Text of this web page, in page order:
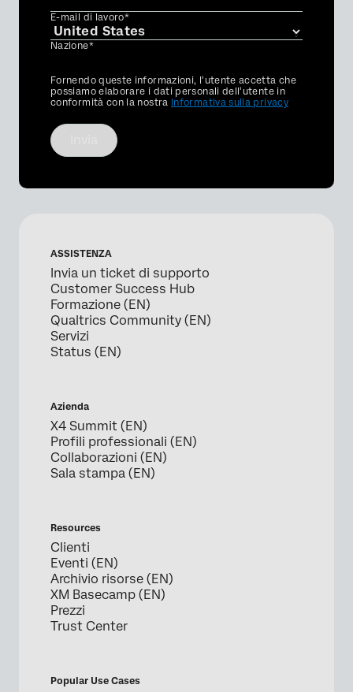
E-mail di lavoro*
Nazione*
Privacy
Optin
Fornendo queste informazioni, l'utente accetta che
possiamo elaborare i dati personali dell'utente in
conformità con la nostra Informativa sulla privacy
ASSISTENZA
Invia un ticket di supporto
Customer Success Hub
Formazione (EN)
Qualtrics Community (EN)
Servizi
Status (EN)
Azienda
X4 Summit (EN)
Profili professionali (EN)
Collaborazioni (EN)
Sala stampa (EN)
Resources
Clienti
Eventi (EN)
Archivio risorse (EN)
XM Basecamp (EN)
Prezzi
Trust Center
Popular Use Cases